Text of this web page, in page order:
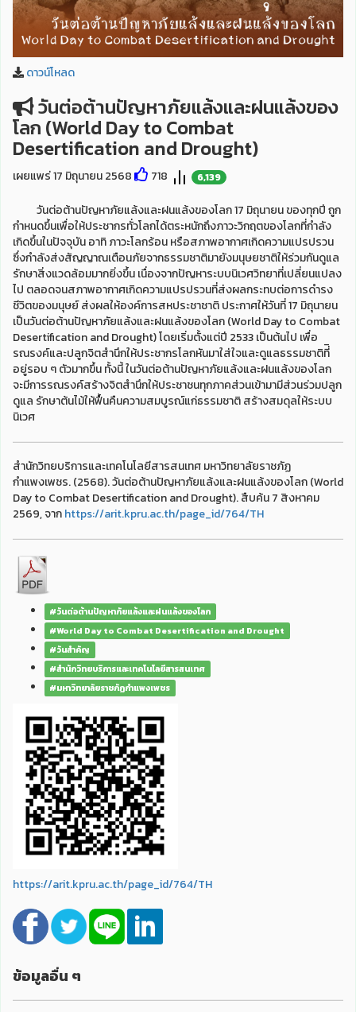
ดาวน์โหลด
วันต่อต้านปัญหาภัยแล้งและฝนแล้งของ
โลก (World Day to Combat
Desertification and Drought)
เผยแพร่ 17 มิถุนายน 2568 718 6,139
วันต่อต้านปัญหาภัยแล้งและฝนแล้งของโลก 17 มิถุนายน ของทุกปี ถูก
กำหนดขึ้นเพื่อให้ประชากรทั่วโลกได้ตระหนักถึงภาวะวิกฤตของโลกที่กำลัง
เกิดขึ้นในปัจจุบัน อาทิ ภาวะโลกร้อน หรือสภาพอากาศเกิดความแปรปรวน
ซึ่งกำลังส่งสัญญาณเตือนภัยจากธรรมชาติมายังมนุษยชาติให้ร่วมกันดูแล
รักษาสิ่งแวดล้อมมากยิ่งขึ้น เนื่องจากปัญหาระบบนิเวศวิทยาที่เปลี่ยนแปลง
ไป ตลอดจนสภาพอากาศเกิดความแปรปรวนที่ส่งผลกระทบต่อการดำรง
ชีวิตของมนุษย์ ส่งผลให้องค์การสหประชาชาติ ประกาศให้วันที่ 17 มิถุนายน
เป็นวันต่อต้านปัญหาภัยแล้งและฝนแล้งของโลก (World Day to Combat
Desertification and Drought) โดยเริ่มตั้งแต่ปี 2533 เป็นต้นไป เพื่อ
รณรงค์และปลูกจิตสำนึกให้ประชากรโลกหันมาใส่ใจและดูแลธรรมชาติที่ิ
อยู่รอบ ๆ ตัวมากขึ้น ทั้งนี้ ในวันต่อต้านปัญหาภัยแล้งและฝนแล้งของโลก
จะมีการรณรงค์สร้างจิตสำนึกให้ประชาชนทุกภาคส่วนเข้ามามีส่วนร่วมปลูก
ดูแล รักษาต้นไม้ให้ฟื้นคืนความสมบูรณ์แก่ธรรมชาติ สร้างสมดุลให้ระบบ
นิเวศ
สำนักวิทยบริการและเทคโนโลยีสารสนเทศ มหาวิทยาลัยราชภัฏ
กำแพงเพชร. (2568). วันต่อต้านปัญหาภัยแล้งและฝนแล้งของโลก (World
Day to Combat Desertification and Drought). สืบค้น 7 สิงหาคม
2569, จากhttps://arit.kpru.ac.th/page_id/764/TH
#วันต่อต้านปัญหาภัยแล้งและฝนแล้งของโลก
#World Day to Combat Desertification and Drought
#วันสำคัญ
#สำนักวิทยบริการและเทคโนโลยีสารสนเทศ
#มหาวิทยาลัยราชภัฏกำแพงเพชร
https://arit.kpru.ac.th/page_id/764/TH
ข้อมูลอื่น ๆ